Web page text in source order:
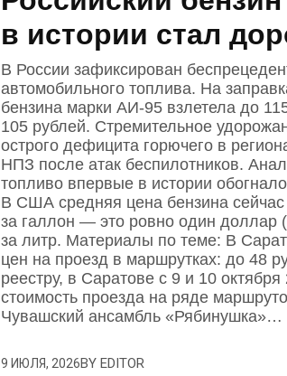
в истории стал
В России зафиксирован
автомобильного топлива. На
бензина марки АИ‑95 взлетела до
105 рублей. Стремительное
острого дефицита горючего в
НПЗ после атак беспилотников.
топливо впервые в истории
В США средняя цена бензина
за галлон — это ровно один доллар
за литр. Материалы по теме: В
цен на проезд в маршрутках: до 48
реестру, в Саратове с 9 и 10
стоимость проезда на ряде
Чувашский ансамбль «Рябинушка»…
9 ИЮЛЯ, 2026BY EDITOR